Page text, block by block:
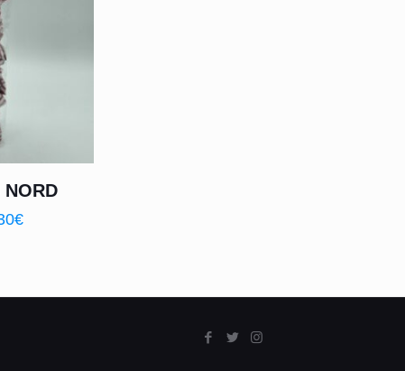
NORD
€